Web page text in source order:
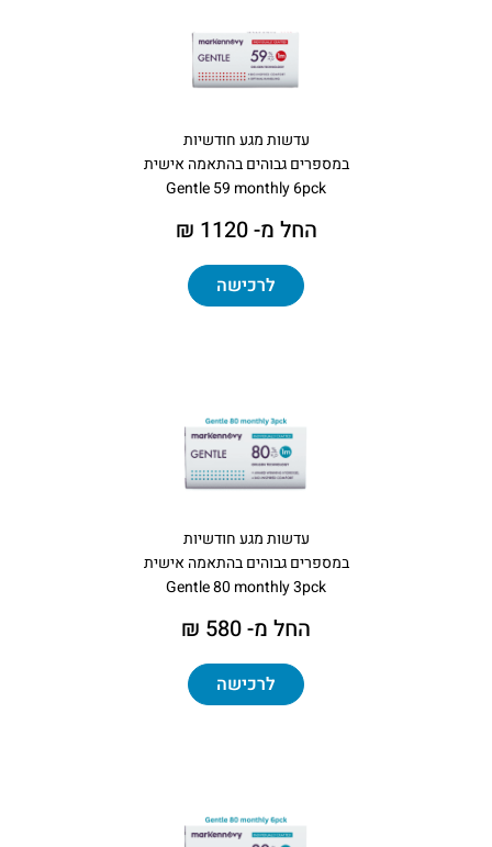
עדשות מגע חודשיות
במספרים גבוהים בהתאמה אישית
Gentle 59 monthly 6pck
החל מ- 1120 ₪
לרכישה
עדשות מגע חודשיות
במספרים גבוהים בהתאמה אישית
Gentle 80 monthly 3pck
החל מ- 580 ₪
לרכישה